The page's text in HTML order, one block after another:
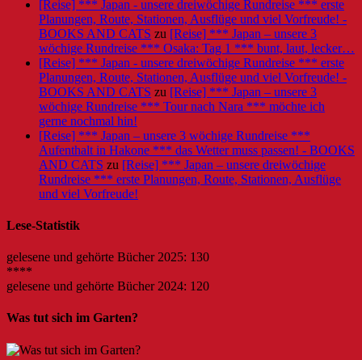
[Reise] *** Japan - unsere dreiwöchige Rundreise *** erste
Planungen, Route, Stationen, Ausflüge und viel Vorfreude! -
BOOKS AND CATS zu [Reise] *** Japan – unsere 3
wöchige Rundreise *** Osaka: Tag 1 *** bunt, laut, lecker…
[Reise] *** Japan - unsere dreiwöchige Rundreise *** erste
Planungen, Route, Stationen, Ausflüge und viel Vorfreude! -
BOOKS AND CATS zu [Reise] *** Japan – unsere 3
wöchige Rundreise *** Tour nach Nara *** möchte ich
gerne nochmal hin!
[Reise] *** Japan – unsere 3 wöchige Rundreise ***
Aufenthalt in Hakone *** das Wetter muss passen! - BOOKS
AND CATS zu [Reise] *** Japan – unsere dreiwöchige
Rundreise *** erste Planungen, Route, Stationen, Ausflüge
und viel Vorfreude!
Lese-Statistik
gelesene und gehörte Bücher 2025: 130
****
gelesene und gehörte Bücher 2024: 120
Was tut sich im Garten?